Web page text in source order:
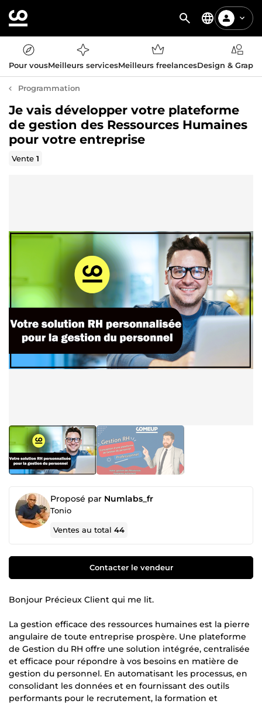
Pour vousMeilleurs servicesMeilleurs freelancesDesign &
Programmation
Je vais développer votre plateforme
de gestion des Ressources Humaines
pour votre entreprise
Vente1
Proposé par Numlabs_fr
Tonio
Ventes au total44
Contacter le vendeur
Bonjour Précieux Client qui me lit.
La gestion efficace des ressources humaines est la pierre
angulaire de toute entreprise prospère. Une plateforme
de Gestion du RH offre une solution intégrée, centralisée
et efficace pour répondre à vos besoins en matière de
gestion du personnel. En automatisant les processus, en
consolidant les données et en fournissant des outils
performants pour le recrutement, la formation et